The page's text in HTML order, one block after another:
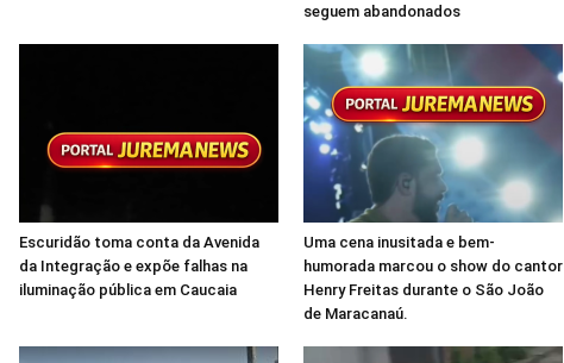
seguem abandonados
Escuridão toma conta da Avenida
da Integração e expõe falhas na
iluminação pública em Caucaia
Uma cena inusitada e bem-
humorada marcou o show do cantor
Henry Freitas durante o São João
de Maracanaú.